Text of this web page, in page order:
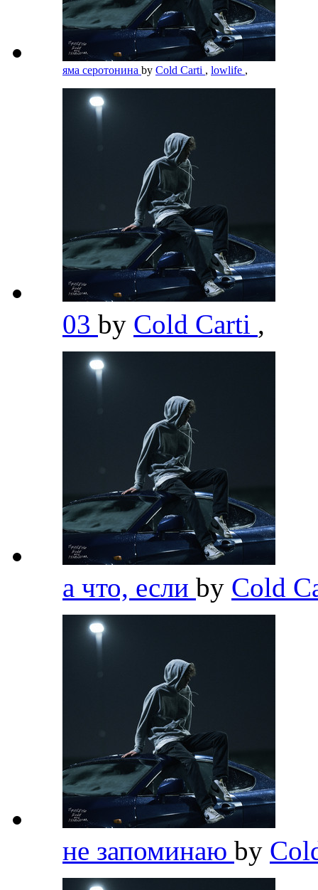
яма серотонина by Cold Carti , lowlife ,
03 by Cold Carti ,
а что, если by Cold
не запоминаю by